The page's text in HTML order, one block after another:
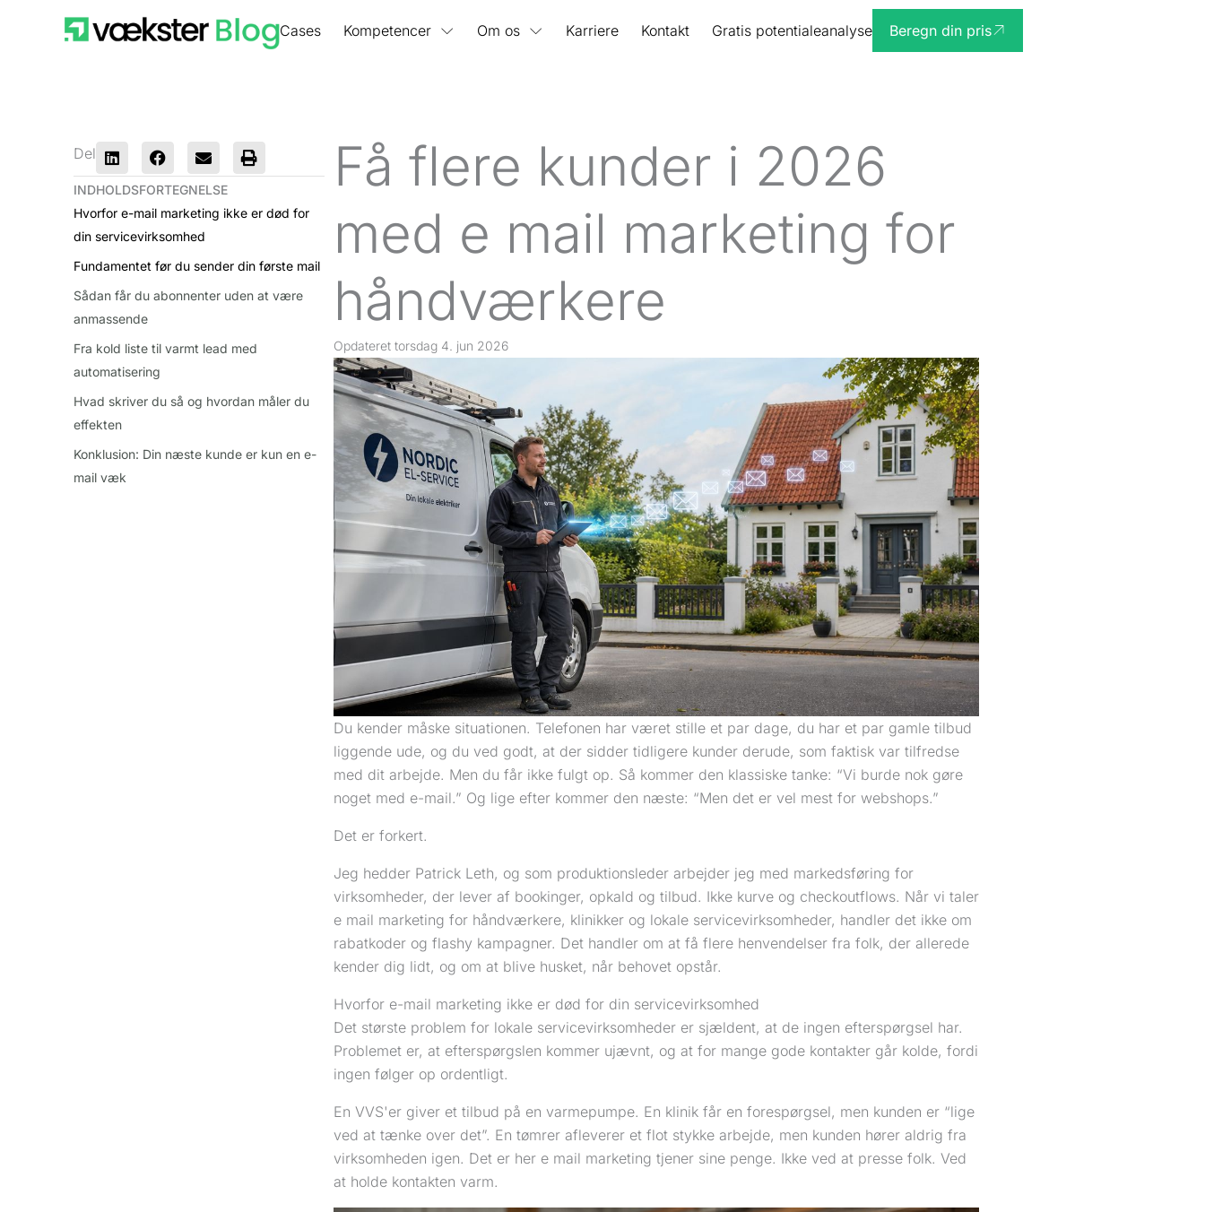
Cases Kompetencer Om os Karriere Kontakt Gratis potentialeanalyse Beregn din pris
Del
INDHOLDSFORTEGNELSE
Hvorfor e-mail marketing ikke er død for
din servicevirksomhed
Fundamentet før du sender din første mail
Sådan får du abonnenter uden at være
anmassende
Fra kold liste til varmt lead med
automatisering
Hvad skriver du så og hvordan måler du
effekten
Konklusion: Din næste kunde er kun en e-
mail væk
Få flere kunder i 2026
med e mail marketing for
håndværkere
Opdateret torsdag 4. jun 2026
Du kender måske situationen. Telefonen har været stille et par dage, du har et par gamle tilbud
liggende ude, og du ved godt, at der sidder tidligere kunder derude, som faktisk var tilfredse
med dit arbejde. Men du får ikke fulgt op. Så kommer den klassiske tanke: “Vi burde nok gøre
noget med e-mail.” Og lige efter kommer den næste: “Men det er vel mest for webshops.”
Det er forkert.
Jeg hedder Patrick Leth, og som produktionsleder arbejder jeg med markedsføring for
virksomheder, der lever af bookinger, opkald og tilbud. Ikke kurve og checkoutflows. Når vi taler
e mail marketing for håndværkere, klinikker og lokale servicevirksomheder, handler det ikke om
rabatkoder og flashy kampagner. Det handler om at få flere henvendelser fra folk, der allerede
kender dig lidt, og om at blive husket, når behovet opstår.
Hvorfor e-mail marketing ikke er død for din servicevirksomhed
Det største problem for lokale servicevirksomheder er sjældent, at de ingen efterspørgsel har.
Problemet er, at efterspørgslen kommer ujævnt, og at for mange gode kontakter går kolde, fordi
ingen følger op ordentligt.
En VVS'er giver et tilbud på en varmepumpe. En klinik får en forespørgsel, men kunden er “lige
ved at tænke over det”. En tømrer afleverer et flot stykke arbejde, men kunden hører aldrig fra
virksomheden igen. Det er her e mail marketing tjener sine penge. Ikke ved at presse folk. Ved
at holde kontakten varm.